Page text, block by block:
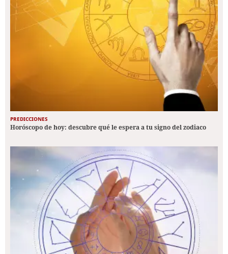
PREDICCIONES
Horóscopo de hoy: descubre qué le espera a tu signo del zodiaco